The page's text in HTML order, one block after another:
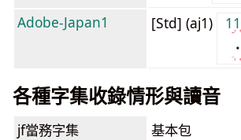
Adobe-Japan1 [Std] (aj1)
各種字集收錄情形與讀音
jf當務字集 基本包